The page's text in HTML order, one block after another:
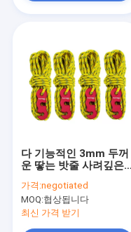
다 기능적인 3mm 두꺼
운 땋는 밧줄 사려깊은
가격:negotiated
MOQ:협상됩니다
최신 가격 받기